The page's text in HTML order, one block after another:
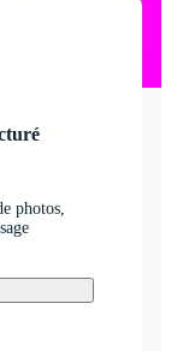
photos,